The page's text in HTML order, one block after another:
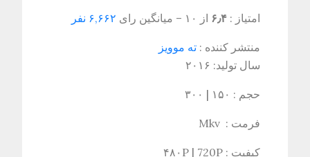
امتیاز :۶٫۴ از ۱۰ – میانگین رای ۶,۶۶۲ نفر
منتشر کننده :ته موویز
سال تولید: ۲۰۱۶
حجم : ۱۵۰ | ۳۰۰
فرمت : Mkv
کیفیت : ۴۸۰P | 720P